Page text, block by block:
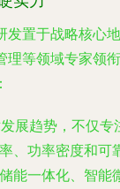
发置于战略核心地
理等领域专家领衔
展趋势，不仅专
、功率密度和可
能一体化、智能